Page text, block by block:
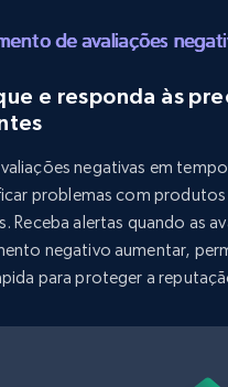
175+
keywords
id, Title, Product
Reviews count, Initial price,
de avaliações
e responda às
negativas em tempo
problemas com
Receba alertas quando as
negativo aumentar,
para proteger a